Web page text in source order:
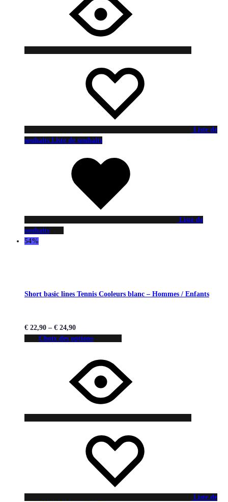
Liste de
souhaits Liste de souhaits
Liste de
souhaits
54%
Short basic lines Tennis Cooleurs blanc – Hommes / Enfants
€ 22,90 – € 24,90
Choix des options
Liste de